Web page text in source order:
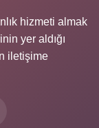
hizmeti almak
yer aldığı
iletişime